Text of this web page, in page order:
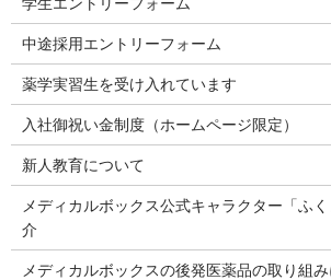
中途採用エントリーフォーム
薬学実習生を受け入れています
入社御祝い金制度（ホームページ限定）
新人教育について
メディカルボックス公式キャラクター「ふ
介
メディカルボックスの後発医薬品の取り組